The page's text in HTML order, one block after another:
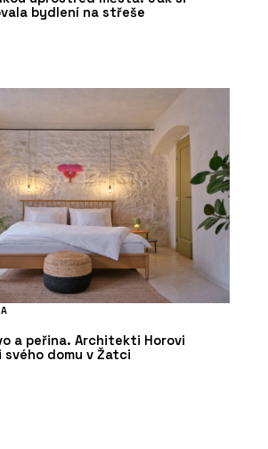
bydlení na střeše
a peřina. Architekti Horovi
domu v Žatci